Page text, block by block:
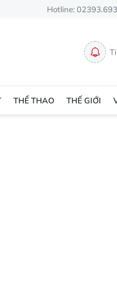
Hotline:
THỂ THAO THẾ GIỚI